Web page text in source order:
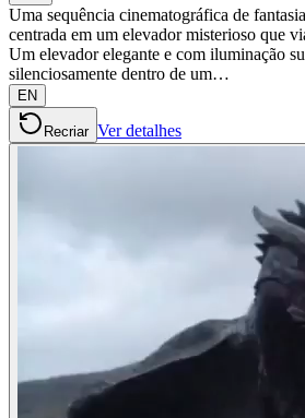
Uma sequência cinematográfica de
centrada em um elevador misterioso que
Um elevador elegante e com iluminação
silenciosamente dentro de um…
EN
Recriar Ver detalhes